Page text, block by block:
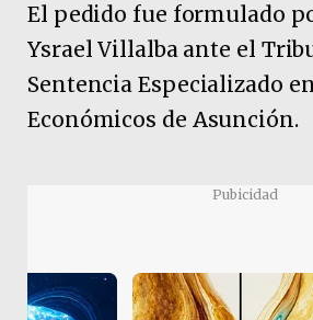
El pedido fue formulado
Ysrael Villalba ante el
Sentencia Especializado
Económicos de Asunción.
Pubicidad